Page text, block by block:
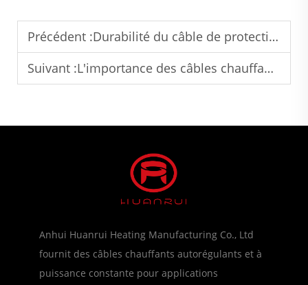
Précédent :Durabilité du câble de protection contre le gel des tuyaux en environnement extérieur
Suivant :L'importance des câbles chauffants certifiés pour la sécurité industrielle
Anhui Huanrui Heating Manufacturing Co., Ltd
fournit des câbles chauffants autorégulants et à
puissance constante pour applications